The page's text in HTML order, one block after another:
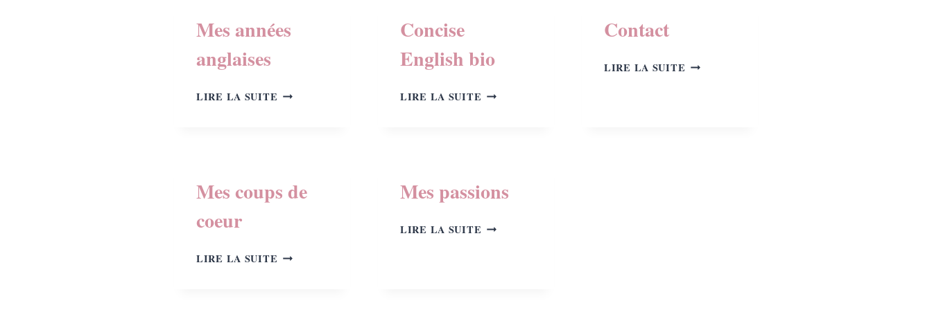
Mes années
anglaises
LIRE LA SUITE MES
Concise
English bio
LIRE LA SUITE CONCISE
Contact
LIRE LA SUITE CONTACT
Mes coups de
coeur
LIRE LA SUITE MES
Mes passions
LIRE LA SUITE MES